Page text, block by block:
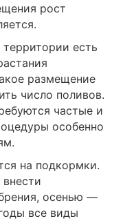
рост
есть
размещение
число поливов.
частые и
особенно
на подкормки.
осенью —
все виды